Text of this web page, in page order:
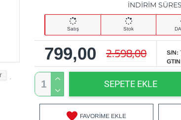
,
İNDİRİM
Satış Stok
799,00 2.598,00 S/N:
SEPETE EKLE
FAVORIME EKLE